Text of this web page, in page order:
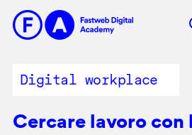
contenuto
Digital workplace
Cercare lavoro con